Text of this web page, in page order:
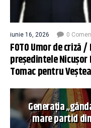
iunie 16, 2026 0
FOTO Umor de criză
președintele
Tomac pentru
Generația
mare partid